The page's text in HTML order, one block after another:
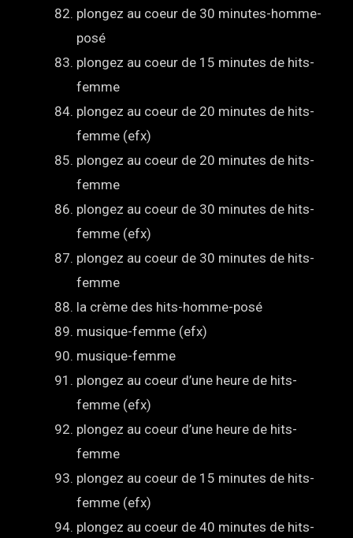
plongez au coeur de 30 minutes-homme-
posé
plongez au coeur de 15 minutes de hits-
femme
plongez au coeur de 20 minutes de hits-
femme (efx)
plongez au coeur de 20 minutes de hits-
femme
plongez au coeur de 30 minutes de hits-
femme (efx)
plongez au coeur de 30 minutes de hits-
femme
la crème des hits-homme-posé
musique-femme (efx)
musique-femme
plongez au coeur d’une heure de hits-
femme (efx)
plongez au coeur d’une heure de hits-
femme
plongez au coeur de 15 minutes de hits-
femme (efx)
plongez au coeur de 40 minutes de hits-